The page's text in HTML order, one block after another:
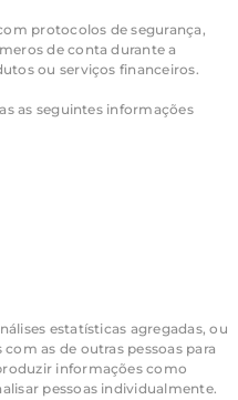
protocolos de segurança,
de conta durante a
ou serviços financeiros.
as seguintes informações
estatísticas agregadas, ou
as de outras pessoas para
informações como
pessoas individualmente.